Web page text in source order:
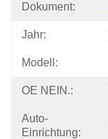
Dokument:
Jahr:
Modell:
OE NEIN.:
Auto-
Einrichtung: